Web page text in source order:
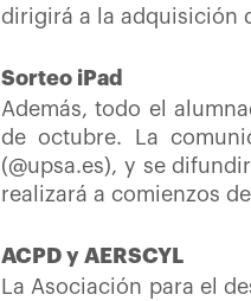
dirigirá a la adquisición
Sorteo iPad
Además, todo el
de octubre. La
(@upsa.es), y se
realizará a comienzos
ACPD y AERSCYL
La Asociación para el